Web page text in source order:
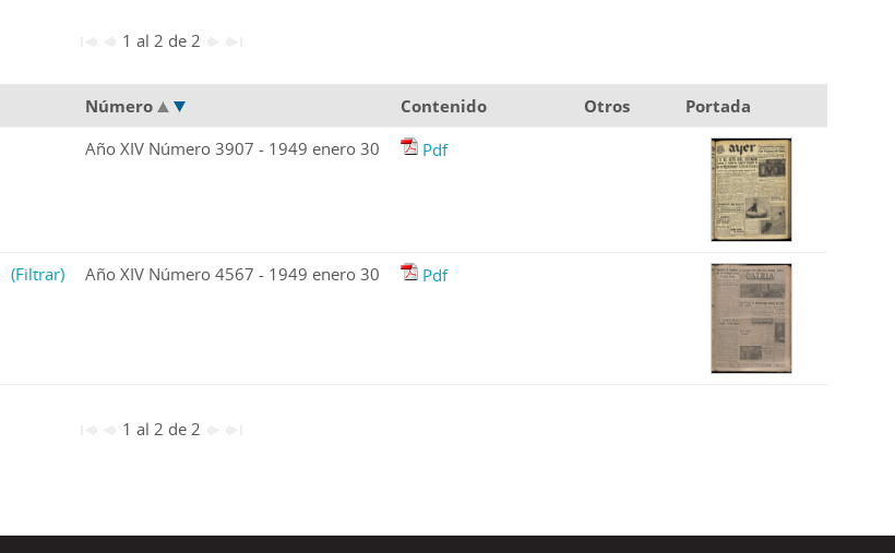
1 al 2 de 2
Número Contenido Otros
Portada
Año XIV Número 3907 - 1949 enero 30 Pdf
(Filtrar) Año XIV Número 4567 - 1949 enero 30 Pdf
1 al 2 de 2